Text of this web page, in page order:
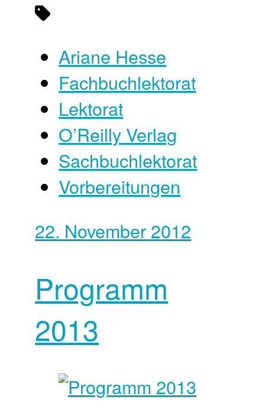
Ariane Hesse
Fachbuchlektorat
Lektorat
O’Reilly Verlag
Sachbuchlektorat
Vorbereitungen
22. November 2012
Programm
2013